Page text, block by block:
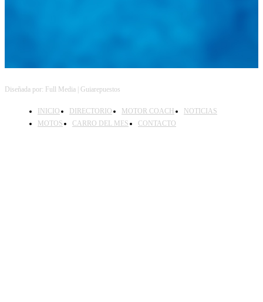
Diseñada por: Full Media | Guiarepuestos
INICIO DIRECTORIO MOTOR COACH
NOTICIAS
MOTOS
CARRO DEL MES CONTACTO